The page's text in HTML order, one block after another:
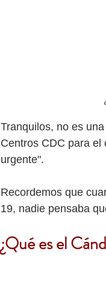
Tranquilos, no es
Centros CDC para el
urgente".
Recordemos que
19, nadie pensaba
¿Qué es el